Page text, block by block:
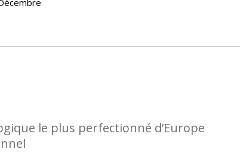
le plus perfectionné d’Europe